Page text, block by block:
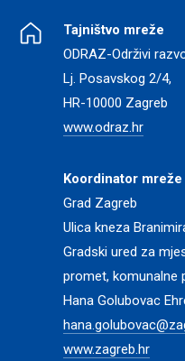
Tajništvo mreže
ODRAZ-Održivi
Lj. Posavskog 2/4,
HR-10000 Zagreb
www.odraz.hr
Koordinator
Grad Zagreb
Ulica kneza
Gradski ured za
promet, komunalne
Hana Golubovac
www.zagreb.hr